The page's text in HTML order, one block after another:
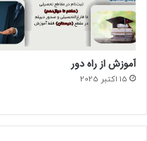
آموزش از راه دور
15 اکتبر 2025